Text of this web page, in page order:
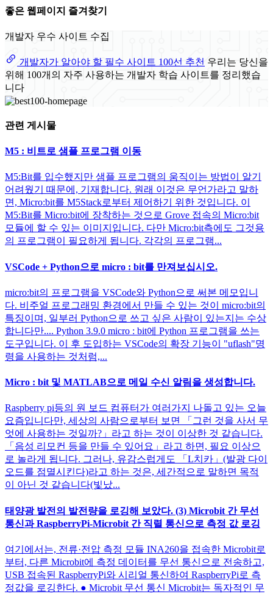
좋은 웹페이지 즐겨찾기
개발자 우수 사이트 수집
개발자가 알아야 할 필수 사이트 100선 추천 우리는 당신을
위해 100개의 자주 사용하는 개발자 학습 사이트를 정리했습
니다
관련 게시물
M5 : 비트로 샘플 프로그램 이동
M5:Bit를 입수했지만 샘플 프로그램의 움직이는 방법이 알기
어려웠기 때문에, 기재합니다. 원래 이것은 무언가라고 말하
면, Micro:bit를 M5Stack로부터 제어하기 위한 것입니다. 이
M5:Bit를 Micro:bit에 장착하는 것으로 Grove 접속의 Micro:bit
모듈에 할 수 있는 이미지입니다. 다만 Micro:bit측에도 그것용
의 프로그램이 필요하게 됩니다. 각각의 프로그램...
VSCode + Python으로 micro : bit를 만져보십시오.
micro:bit의 프로그램을 VSCode와 Python으로 써본 메모입니
다. 비주얼 프로그래밍 환경에서 만들 수 있는 것이 micro:bit의
특징이며, 일부러 Python으로 쓰고 싶은 사람이 있는지는 수상
합니다만.... Python 3.9.0 micro : bit에 Python 프로그램을 쓰는
도구입니다. 이 후 도입하는 VSCode의 확장 기능이 "uflash"명
령을 사용하는 것처럼,...
Micro : bit 및 MATLAB으로 메일 수신 알림을 생성합니다.
Raspberry pi등의 원 보드 컴퓨터가 여러가지 나돌고 있는 오늘
요즘입니다만, 세상의 사람으로부터 보면 「그런 것을 사서 무
엇에 사용하는 것일까?」라고 하는 것이 이상한 것 같습니다.
「음성 리모컨 등을 만들 수 있어요」라고 하면, 필요 이상으
로 놀라게 됩니다. 그러나, 유감스럽게도 「L치카」(발광 다이
오드를 점멸시킨다)라고 하는 것은, 세간적으로 말하면 목적
이 아닌 것 같습니다(빛났...
태양광 발전의 발전량을 로깅해 보았다. (3) Microbit 간 무선
통신과 RaspberryPi-Microbit 간 직렬 통신으로 측정 값 로깅
여기에서는, 전류·전압 측정 모듈 INA260을 접속한 Microbit로
부터, 다른 Microbit에 측정 데이터를 무선 통신으로 전송하고,
USB 접속된 RaspberryPi와 시리얼 통신하여 RaspberryPi로 측
정값을 로깅한다. ● Microbit 무선 통신 Microbit는 독자적인 무